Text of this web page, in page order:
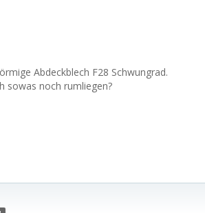
Abdeckblech F28 Schwungrad.
sowas noch rumliegen?